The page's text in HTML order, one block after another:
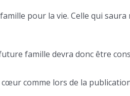
pour la vie. Celle qui
famille devra donc être
comme lors de la